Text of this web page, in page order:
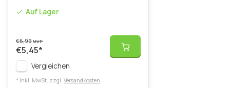
Auf Lager
€6,99UVP
€5,45*
Vergleichen
* Inkl. MwSt. zzgl. Versandkosten